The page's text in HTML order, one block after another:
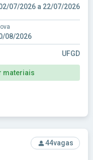
07/2026 a 22/07/2026
08/2026
UFGD
materiais
Federal de Mato
44vagas